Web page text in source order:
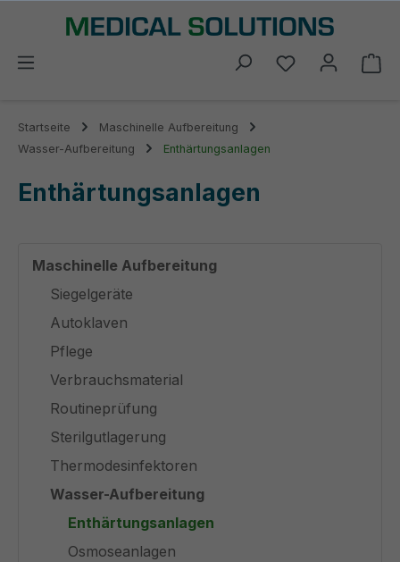
springen
Du hast 0
Startseite
Maschinelle Aufbereitung
Wasser-Aufbereitung
Enthärtungsanlagen
Enthärtungsanlagen
Maschinelle Aufbereitung
Siegelgeräte
Autoklaven
Pflege
Verbrauchsmaterial
Routineprüfung
Sterilgutlagerung
Thermodesinfektoren
Wasser-Aufbereitung
Enthärtungsanlagen
Osmoseanlagen